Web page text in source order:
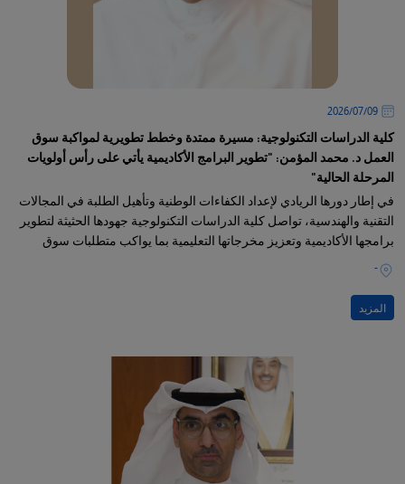
09‏/07‏/2026
كلية الدراسات التكنولوجية: مسيرة ممتدة وخطط تطويرية لمواكبة سوق
العمل د. محمد المؤمن: "تطوير البرامج الأكاديمية يأتي على رأس أولويات
المرحلة الحالية"
في إطار دورها الريادي لإعداد الكفاءات الوطنية وتأهيل الطلبة في المجالات
التقنية والهندسية، تواصل كلية الدراسات التكنولوجية جهودها الحثيثة لتطوير
برامجها الأكاديمية وتعزيز مخرجاتها التعليمية بما يواكب متطلبات سوق
العمل واحتياجات مؤسسات الدولة
-
المزيد